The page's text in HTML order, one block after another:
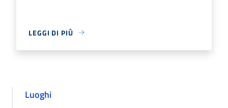
LEGGI DI PIÙ
Luoghi